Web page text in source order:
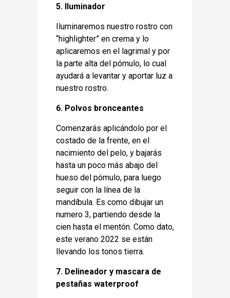
5. Iluminador
Iluminaremos nuestro rostro con
“highlighter” en crema y lo
aplicaremos en el lagrimal y por
la parte alta del pómulo, lo cual
ayudará a levantar y aportar luz a
nuestro rostro.
6. Polvos bronceantes
Comenzarás aplicándolo por el
costado de la frente, en el
nacimiento del pelo, y bajarás
hasta un poco más abajo del
hueso del pómulo, para luego
seguir con la línea de la
mandíbula. Es como dibujar un
numero 3, partiendo desde la
cien hasta el mentón. Como dato,
este verano 2022 se están
llevando los tonos tierra.
7. Delineador y mascara de
pestañas waterproof